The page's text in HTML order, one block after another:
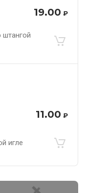
19.00 ₽
штангой
11.00 ₽
игле